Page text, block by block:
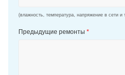
(влажность, температура, напряжение в сети и
Предыдущие ремонты *